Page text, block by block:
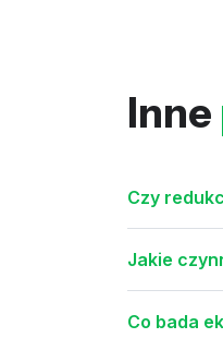
Inne
Czy
Jakie
Co bada